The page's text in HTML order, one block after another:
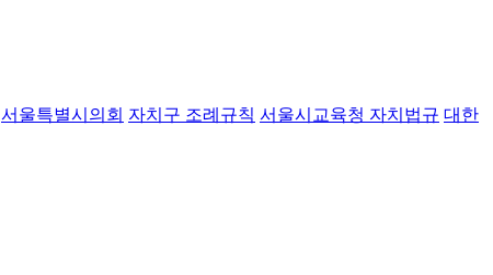
서울특별시의회 자치구 조례규칙 서울시교육청 자치법규 대한